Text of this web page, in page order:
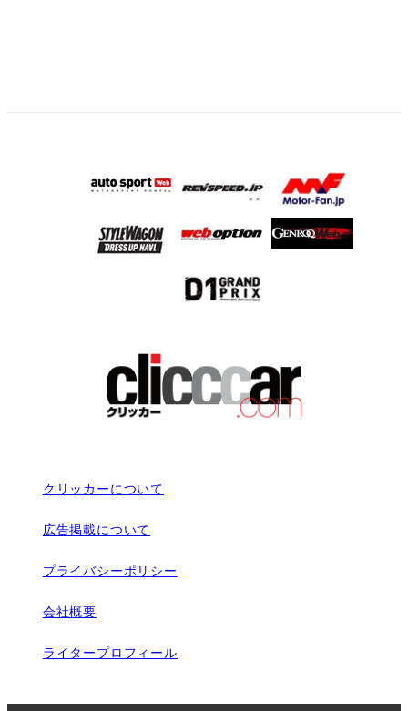
クリッカーについて
広告掲載について
プライバシーポリシー
会社概要
ライタープロフィール